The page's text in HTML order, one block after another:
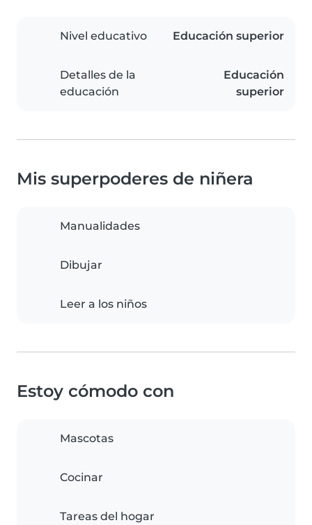
Nivel educativo Educación superior
Detalles de la
educación
Educación
superior
Mis superpoderes de niñera
Manualidades
Dibujar
Leer a los niños
Estoy cómodo con
Mascotas
Cocinar
Tareas del hogar